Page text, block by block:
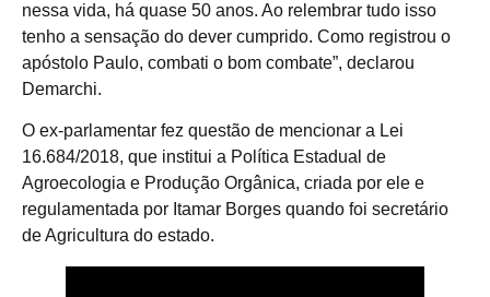
nessa vida, há quase 50 anos. Ao relembrar tudo isso
tenho a sensação do dever cumprido. Como registrou o
apóstolo Paulo, combati o bom combate”, declarou
Demarchi.
O ex-parlamentar fez questão de mencionar a Lei
16.684/2018, que institui a Política Estadual de
Agroecologia e Produção Orgânica, criada por ele e
regulamentada por Itamar Borges quando foi secretário
de Agricultura do estado.